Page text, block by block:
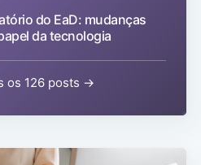
do EaD: mudanças
da tecnologia
os 126 posts →